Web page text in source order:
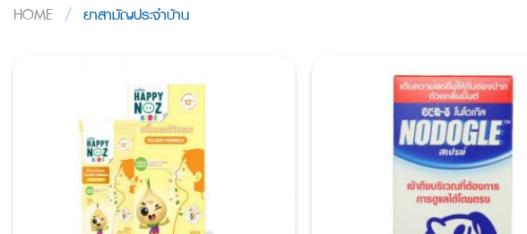
HOME / ยาสามัญประจำบ้าน